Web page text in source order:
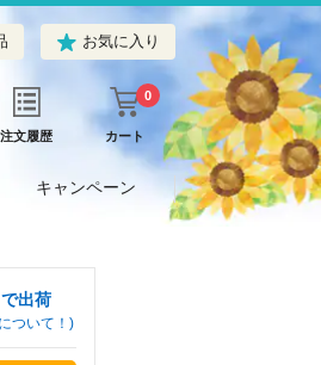
お気に入り
注文履歴 カート
0
キャンペーン
出荷
ついて！)